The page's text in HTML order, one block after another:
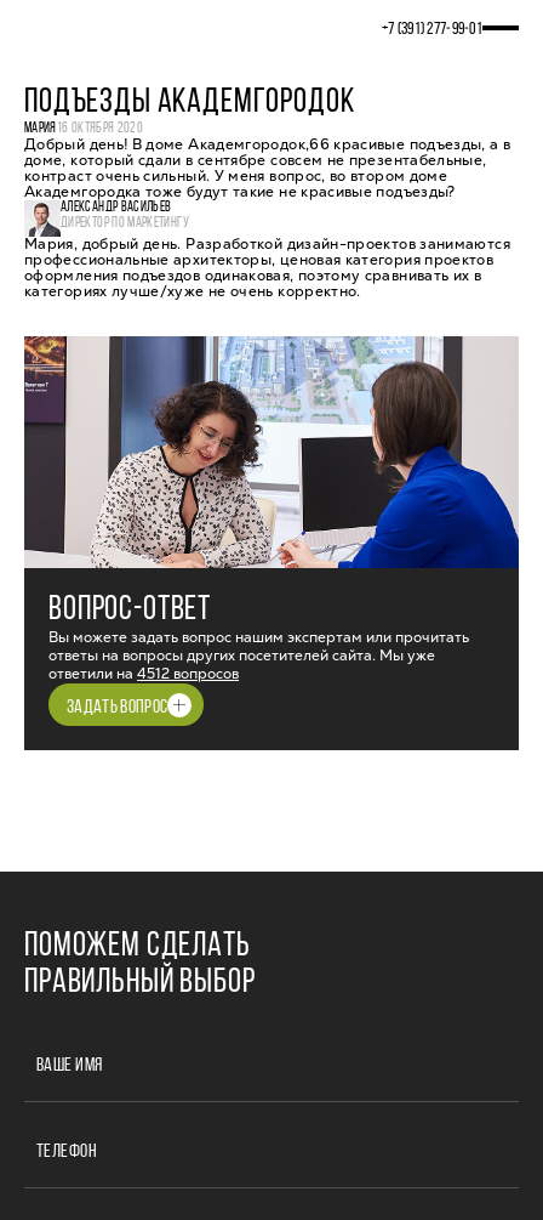
+7 (391) 277‒99‒01
ПОДЪЕЗДЫ АКАДЕМГОРОДОК
МАРИЯ 16 ОКТЯБРЯ 2020
Добрый день! В доме Академгородок,66 красивые подъезды, а в
доме, который сдали в сентябре совсем не презентабельные,
контраст очень сильный. У меня вопрос, во втором доме
Академгородка тоже будут такие не красивые подъезды?
АЛЕКСАНДР ВАСИЛЬЕВ
ДИРЕКТОР ПО МАРКЕТИНГУ
Мария, добрый день. Разработкой дизайн-проектов занимаются
профессиональные архитекторы, ценовая категория проектов
оформления подъездов одинаковая, поэтому сравнивать их в
категориях лучше/хуже не очень корректно.
ВОПРОС-ОТВЕТ
Вы можете задать вопрос нашим экспертам или прочитать
ответы на вопросы других посетителей сайта. Мы уже
ответили на 4512 вопросов
ЗАДАТЬ ВОПРОС
ПОМОЖЕМ СДЕЛАТЬ
ПРАВИЛЬНЫЙ ВЫБОР
ВАШЕ ИМЯ
ТЕЛЕФОН